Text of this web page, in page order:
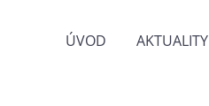
ÚVOD AKTUALITY